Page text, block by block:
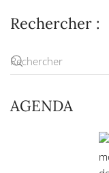
Rechercher :
AGENDA